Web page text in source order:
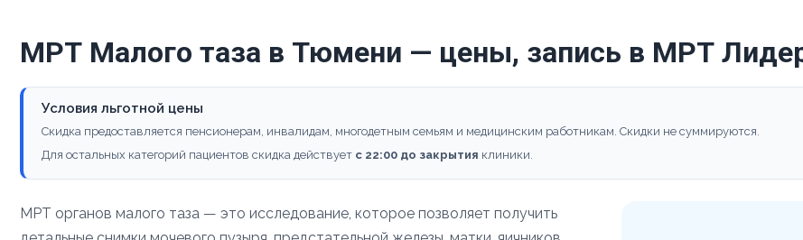
МРТ Малого таза в Тюмени — цены, запись в МРТ
Условия льготной цены
Скидка предоставляется пенсионерам, инвалидам, многодетным семьям и медицинским работникам. Скидки не суммируются.
Для остальных категорий пациентов скидка действует с 22:00 до закрытия клиники.
МРТ органов малого таза — это исследование, которое позволяет получить